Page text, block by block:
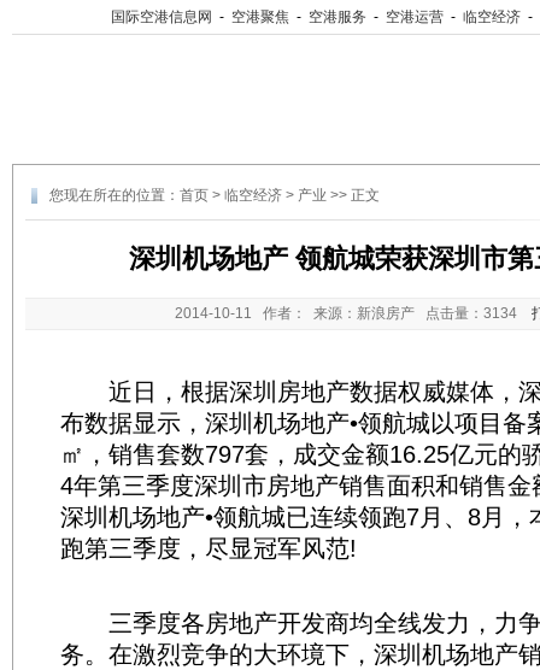
国际空港信息网 - 空港聚焦 - 空港服务 - 空港运营 - 临空经济 -
您现在所在的位置： 首页 > 临空经济 > 产业 >> 正文
深圳机场地产 领航城荣获深圳市
2014-10-11 作者： 来源：新浪房产 点击量： 3134
近日，根据深圳房地产数据权威媒体，
布数据显示，深圳机场地产•领航城以项目备
㎡，销售套数797套，成交金额16.25亿元的
4年第三季度深圳市房地产销售面积和销售
深圳机场地产•领航城已连续领跑7月、8月，
跑第三季度，尽显冠军风范!
三季度各房地产开发商均全线发力，力
务。在激烈竞争的大环境下，深圳机场地产